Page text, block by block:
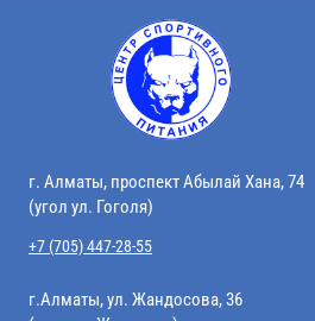
г. Алматы, проспект Абылай Хана, 74
(угол ул. Гоголя)
+7 (705) 447-28-55
г.Алматы, ул. Жандосова, 36